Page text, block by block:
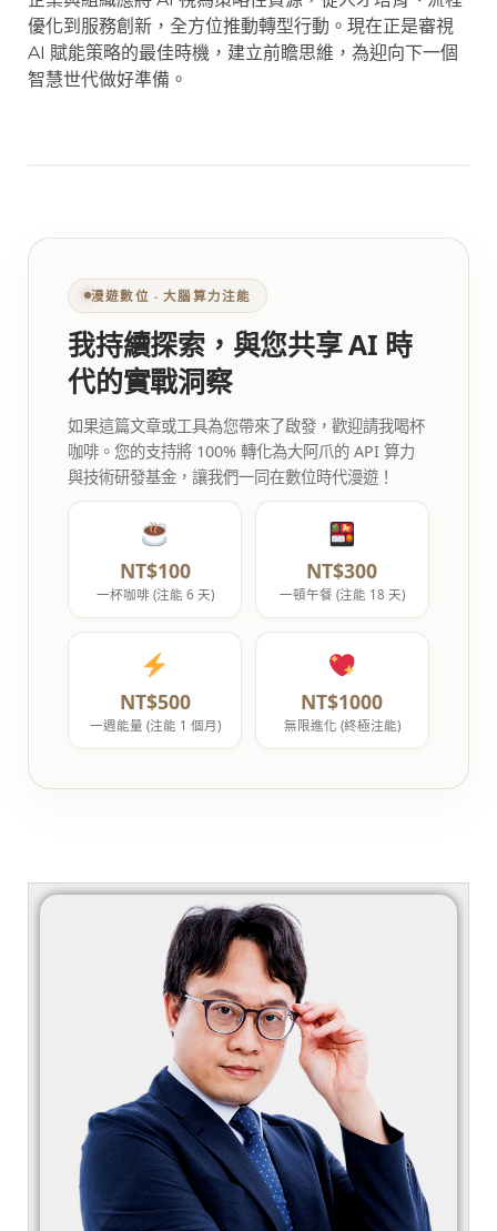
優化到服務創新，全方位推動轉型行動。現在正是審視
AI 賦能策略的最佳時機，建立前瞻思維，為迎向下一個
智慧世代做好準備。
漫遊數位 ‧ 大腦算力注能
我持續探索，與您共享 AI 時
代的實戰洞察
如果這篇文章或工具為您帶來了啟發，歡迎請我喝杯
咖啡。您的支持將 100% 轉化為大阿爪的 API 算力
與技術研發基金，讓我們一同在數位時代漫遊！
NT$100
一杯咖啡 (注能 6 天)
NT$300
一頓午餐 (注能 18 天)
NT$500
一週能量 (注能 1 個月)
NT$1000
無限進化 (終極注能)